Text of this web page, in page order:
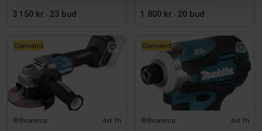
FSSM-121 | Oanvänd
3 150 kr · 23 bud 1 800 kr · 20 bud
Bromma 4d 7h
Oanvänd
Bromma 4d 7h
Oanvänd